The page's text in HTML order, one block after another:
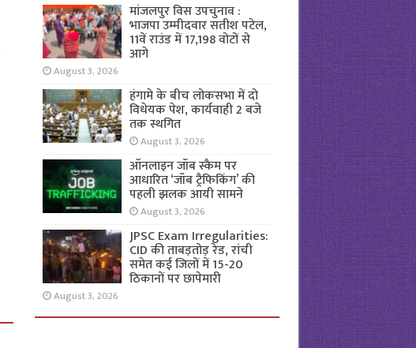
मांजलपुर विस उपचुनाव :
भाजपा उम्मीदवार सतीश पटेल,
11वें राउंड में 17,198 वोटों से
आगे
August 3, 2026
हंगामे के बीच लोकसभा में दो
विधेयक पेश, कार्यवाही 2 बजे
तक स्थगित
August 3, 2026
ऑनलाइन जॉब स्कैम पर
आधारित ‘जॉब ट्रैफिकिंग’ की
पहली झलक आयी सामने
August 3, 2026
JPSC Exam Irregularities:
CID की ताबड़तोड़ रेड, रांची
समेत कई जिलों में 15-20
ठिकानों पर छापेमारी
August 3, 2026